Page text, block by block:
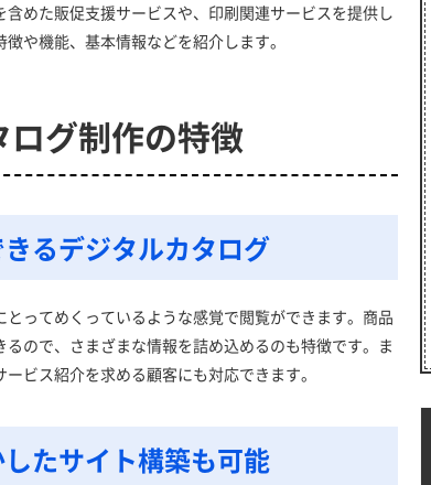
めた販促支援サービスや、印刷関連サービスを提供し
や機能、基本情報などを紹介します。
グ制作の特徴
るデジタルカタログ
ってめくっているような感覚で閲覧ができます。商品
ので、さまざまな情報を詰め込めるのも特徴です。ま
ビス紹介を求める顧客にも対応できます。
たサイト構築も可能